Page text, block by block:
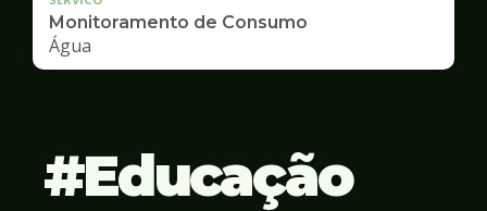
Monitoramento de Consumo
Água
Educação